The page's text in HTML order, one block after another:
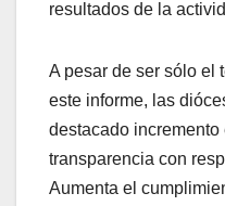
resultados de la
A pesar de ser sólo el
este informe, las
destacado
transparencia con
Aumenta el